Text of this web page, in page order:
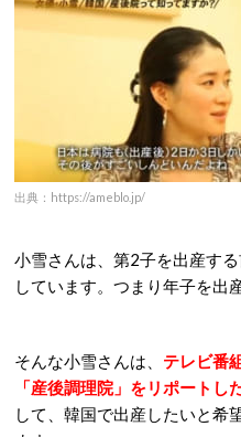
出典：https://ameblo.jp/
小雪さんは、第2子を出産す
しています。つまり年子を出
そんな小雪さんは、 テレビ番
「産後調理院」をリポートし
して、韓国で出産したいと希